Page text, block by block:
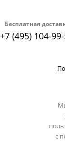
Бесплатная
+7 (495) 104-
с